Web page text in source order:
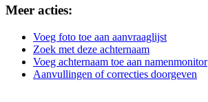
Meer acties:
Voeg foto toe aan aanvraaglijst
Zoek met deze achternaam
Voeg achternaam toe aan namenmonitor
Aanvullingen of correcties doorgeven